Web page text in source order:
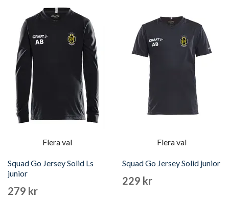
Flera val
Squad Go Jersey Solid Ls
junior
279 kr
Flera val
Squad Go Jersey Solid junior
229 kr